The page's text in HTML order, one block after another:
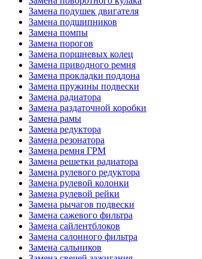
Замена подушек двигателя
Замена подшипников
Замена помпы
Замена порогов
Замена поршневых колец
Замена приводного ремня
Замена прокладки поддона
Замена пружины подвески
Замена радиатора
Замена раздаточной коробки
Замена рамы
Замена редуктора
Замена резонатора
Замена ремня ГРМ
Замена решетки радиатора
Замена рулевого редуктора
Замена рулевой колонки
Замена рулевой рейки
Замена рычагов подвески
Замена сажевого фильтра
Замена сайлентблоков
Замена салонного фильтра
Замена сальников